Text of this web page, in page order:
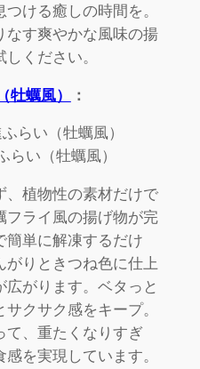
ける癒しの時間を。
なす爽やかな風味の揚
ください。
牡蠣風） ：
らい（牡蠣風）
、植物性の素材だけで
フライ風の揚げ物が完
簡単に解凍するだけ
がりときつね色に仕上
がります。ベタっと
クサク感をキープ。
て、重たくなりすぎ
を実現しています。